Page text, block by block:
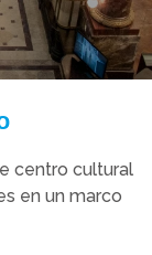
centro cultural
en un marco